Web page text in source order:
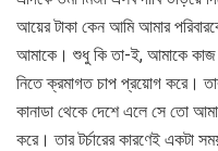
আয়ের টাকা কেন আমি আমার
আমাকে। শুধু কি তা-ই, আমাকে কাজ
নিতে ক্রমাগত চাপ প্রয়োগ করে।
কানাডা থেকে দেশে এলে সে তো
করে। তার টর্চারের কারণেই একটা